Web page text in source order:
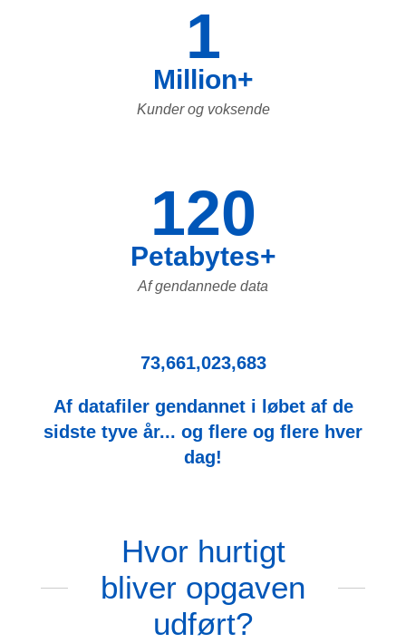
1
Million+
Kunder og voksende
120
Petabytes+
Af gendannede data
73,661,023,683
Af datafiler gendannet i løbet af de
sidste tyve år... og flere og flere hver
dag!
Hvor hurtigt
bliver opgaven
udført?